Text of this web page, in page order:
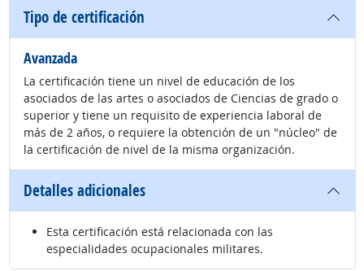
Tipo de certificación
Avanzada
La certificación tiene un nivel de educación de los
asociados de las artes o asociados de Ciencias de grado o
superior y tiene un requisito de experiencia laboral de
más de 2 años, o requiere la obtención de un "núcleo" de
la certificación de nivel de la misma organización.
Detalles adicionales
Esta certificación está relacionada con las
especialidades ocupacionales militares.